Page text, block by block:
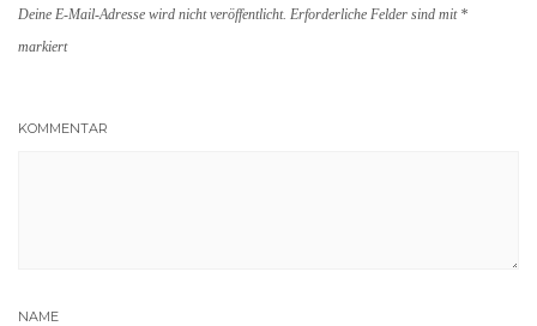
Deine E-Mail-Adresse wird nicht veröffentlicht. Erforderliche Felder sind mit *
markiert
KOMMENTAR
NAME